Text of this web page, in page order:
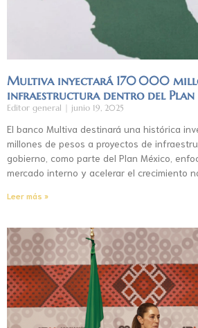
Multiva inyectará 170 000
infraestructura dentro del Plan
Editor general junio 19, 2025
El banco Multiva destinará una histórica
millones de pesos a proyectos de
gobierno, como parte del Plan México,
mercado interno y acelerar el crecimiento
Leer más »